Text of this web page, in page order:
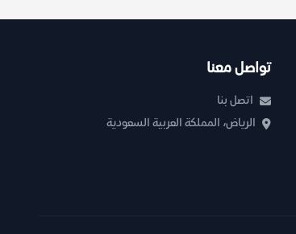
تواصل معنا
اتصل بنا
الرياض، المملكة العربية السعودية